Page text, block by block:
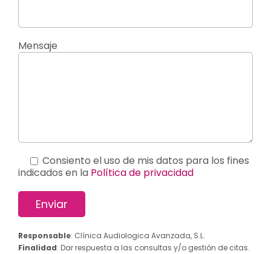
Mensaje
Consiento el uso de mis datos para los fines
indicados en la Política de privacidad
Responsable: Clínica Audiologica Avanzada, S.L.
Finalidad: Dar respuesta a las consultas y/o gestión de citas.